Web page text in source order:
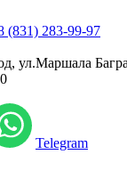
(831) 283-99-97
, ул.Маршала
Telegram